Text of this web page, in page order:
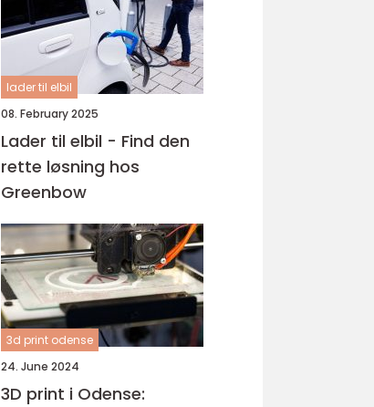
lader til elbil
08. February 2025
Lader til elbil - Find den
rette løsning hos
Greenbow
3d print odense
24. June 2024
3D print i Odense: